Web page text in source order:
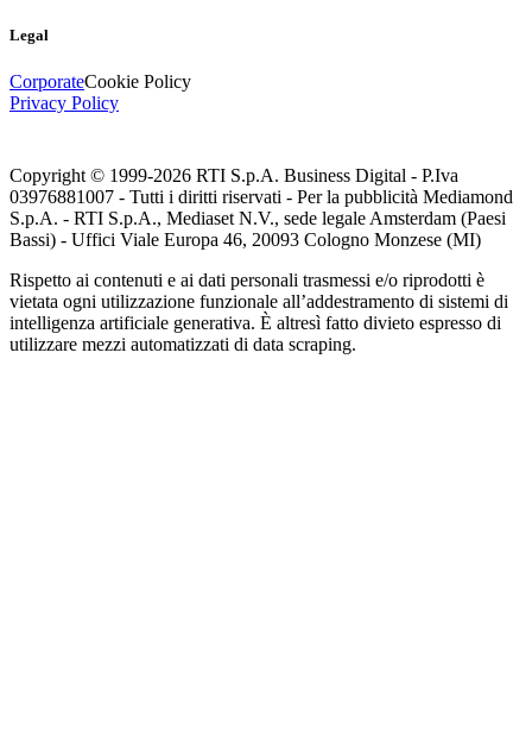
Legal
CorporateCookie Policy
Privacy Policy
Copyright © 1999-2026 RTI S.p.A. Business Digital - P.Iva
03976881007 - Tutti i diritti riservati - Per la pubblicità Mediamond
S.p.A. - RTI S.p.A., Mediaset N.V., sede legale Amsterdam (Paesi
Bassi) - Uffici Viale Europa 46, 20093 Cologno Monzese (MI)
Rispetto ai contenuti e ai dati personali trasmessi e/o riprodotti è
vietata ogni utilizzazione funzionale all’addestramento di sistemi di
intelligenza artificiale generativa. È altresì fatto divieto espresso di
utilizzare mezzi automatizzati di data scraping.